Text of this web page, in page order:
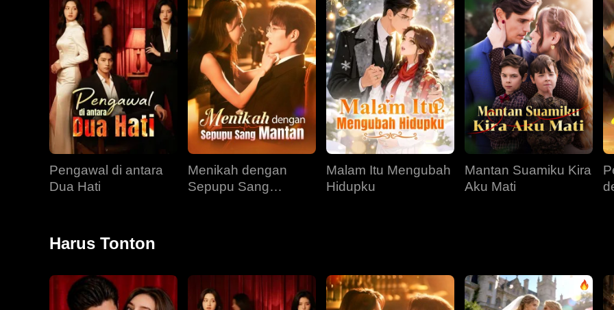
Pengawal di antara
Dua Hati
Menikah dengan
Sepupu Sang
Malam Itu Mengubah
Hidupku
Mantan Suamiku Kira
Aku Mati
Harus Tonton